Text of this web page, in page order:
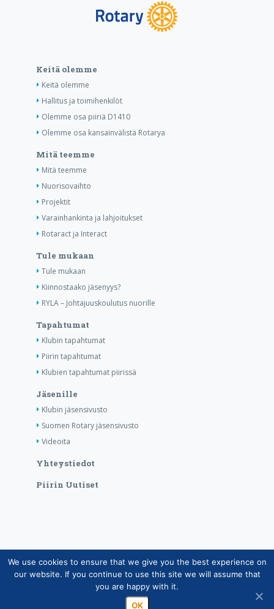
Keitä olemme
Keitä olemme
Hallitus ja toimihenkilöt
Olemme osa piiriä D1410
Olemme osa kansainvälistä Rotarya
Mitä teemme
Mitä teemme
Nuorisovaihto
Projektit
Varainhankinta ja lahjoitukset
Rotaract ja Interact
Tule mukaan
Tule mukaan
Kiinnostaako jäsenyys?
RYLA – Johtajuuskoulutus nuorille
Tapahtumat
Klubin tapahtumat
Piirin tapahtumat
Klubien tapahtumat piirissä
Jäsenille
Klubin jäsensivusto
Suomen Rotary jäsensivusto
Videoita
Yhteystiedot
Piirin Uutiset
Copyright © Suomen Rotarypalvelu ry 2026 |
Jäsentietojärjestelmän tietosuojaseloste|Henkilötietojen
käsittely Rotarytoiminnassa
We use cookies to ensure that we give you the best experience on
our website. If you continue to use this site we will assume that
you are happy with it.
OK